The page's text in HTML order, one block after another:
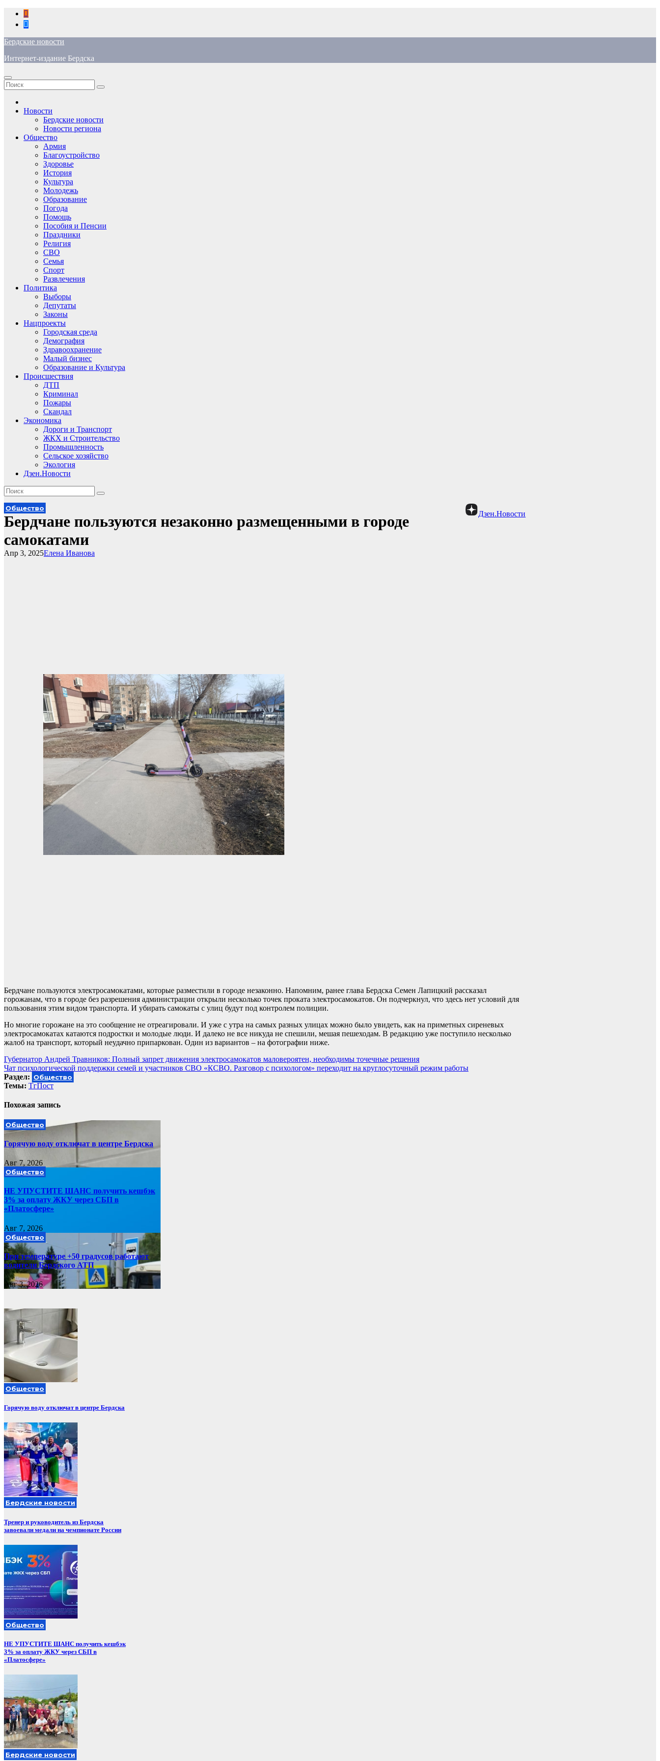
Перейти
содержимому
Бердские новости
Интернет-издание Бердска
Новости
Бердские новости
Новости региона
Общество
Армия
Благоустройство
Здоровье
История
Культура
Молодежь
Образование
Погода
Помощь
Пособия и Пенсии
Праздники
Религия
СВО
Семья
Спорт
Развлечения
Политика
Выборы
Депутаты
Законы
Нацпроекты
Городская среда
Демография
Здравоохранение
Малый бизнес
Образование и Культура
Происшествия
ДТП
Криминал
Пожары
Скандал
Экономика
Дороги и Транспорт
ЖКХ и Строительство
Промышленность
Сельское хозяйство
Экология
Дзен.Новости
Дзен.Новости
Общество
Бердчане пользуются незаконно размещенными в городе
самокатами
Елена Иванова
Апр 3, 2025
Бердчане пользуются электросамокатами, которые разместили в городе незаконно. Напомним, ранее глава Бердска Семен Лапицкий рассказал
горожанам, что в городе без разрешения администрации открыли несколько точек проката электросамокатов. Он подчеркнул, что здесь нет условий для
пользования этим видом транспорта. И убирать самокаты с улиц будут под контролем полиции.
Но многие горожане на это сообщение не отреагировали. И уже с утра на самых разных улицах можно было увидеть, как на приметных сиреневых
электросамокатах катаются подростки и молодые люди. И далеко не все никуда не спешили, мешая пешеходам. В редакцию уже поступило несколько
жалоб на транспорт, который неудачно припаркован. Один из вариантов – на фотографии ниже.
Навигация
по
записям
Губернатор Андрей Травников: Полный запрет движения электросамокатов маловероятен, необходимы точечные решения
Чат психологической поддержки семей и участников СВО «КСВО. Разговор с психологом» переходит на круглосуточный режим работы
Раздел: Общество
Темы: ТгПост
Похожая запись
Общество
Горячую воду отключат в центре Бердска
Авг 7, 2026
Общество
НЕ УПУСТИТЕ ШАНС получить кешбэк
3% за оплату ЖКУ через СБП в
«Платосфере»
Авг 7, 2026
Общество
При температуре +50 градусов работают
водители Бердского АТП
Авг 3, 2026
Общество
Горячую воду отключат в центре Бердска
Бердские новости
Тренер и руководитель из Бердска
завоевали медали на чемпионате России
Общество
НЕ УПУСТИТЕ ШАНС получить кешбэк
3% за оплату ЖКУ через СБП в
«Платосфере»
Бердские новости